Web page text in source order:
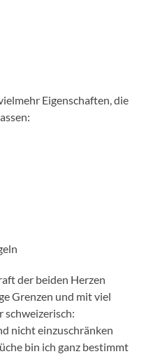
Eigenschaften, die
der beiden Herzen
Grenzen und mit viel
schweizerisch:
nicht einzuschränken
bin ich ganz bestimmt